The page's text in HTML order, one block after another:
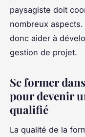
paysagiste doit
nombreux
donc aider à
gestion de projet.
Se former
pour devenir
qualifié
La qualité de la